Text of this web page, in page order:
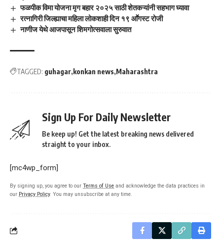
फळपीक विमा योजना मृग बहार २०२५ साठी शेतकऱ्यांनी सहभाग घ्यावा
रत्नागिरी जिल्ह्याचा महिला लोकशाही दिन १९ आॕगस्ट रोजी
नाणीज येथे आजपासून शिमगोत्सवाला सुरुवात
TAGGED: guhagar konkan news Maharashtra
Sign Up For Daily Newsletter
Be keep up! Get the latest breaking news delivered
straight to your inbox.
[mc4wp_form]
By signing up, you agree to our Terms of Use and acknowledge the data practices in
our Privacy Policy. You may unsubscribe at any time.